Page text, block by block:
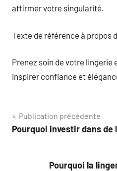
affirmer votre singularité.
Texte de référence à propos
Prenez soin de votre lingerie
inspirer confiance et
Navigation
de
Publication précédente
Pourquoi investir dans de
Pourquoi la